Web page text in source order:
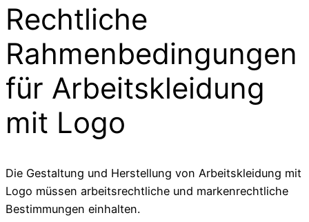
Rechtliche
Rahmenbedingungen
für Arbeitskleidung
mit Logo
Die Gestaltung und Herstellung von Arbeitskleidung mit
Logo müssen arbeitsrechtliche und markenrechtliche
Bestimmungen einhalten.